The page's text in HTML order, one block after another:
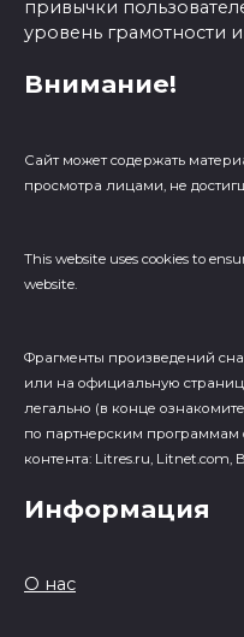
привычки
уровень грамотности
Внимание!
Сайт может содержать
просмотра лицами, не
This website uses cookies to
website.
Фрагменты произведений
или на официальную
легально (в конце
по партнерским программам
контента: Litres.ru, Litnet.com,
Информация
О нас